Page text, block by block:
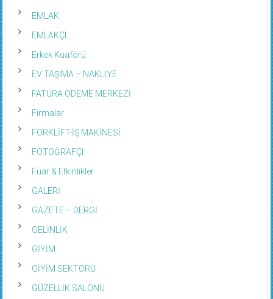
EMLAK
EMLAKÇI
Erkek Kuaförü
EV TAŞIMA – NAKLİYE
FATURA ÖDEME MERKEZİ
Firmalar
FORKLİFT-İŞ MAKİNESİ
FOTOĞRAFÇI
Fuar & Etkinlikler
GALERİ
GAZETE – DERGİ
GELİNLİK
GİYİM
GİYİM SEKTÖRÜ
GÜZELLİK SALONU